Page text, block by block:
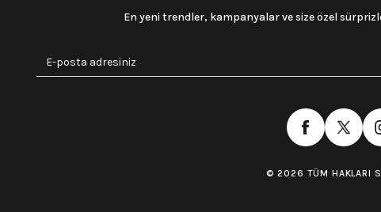
En yeni trendler, kampanyalar ve size özel
© 2026 TÜM HAKLARI